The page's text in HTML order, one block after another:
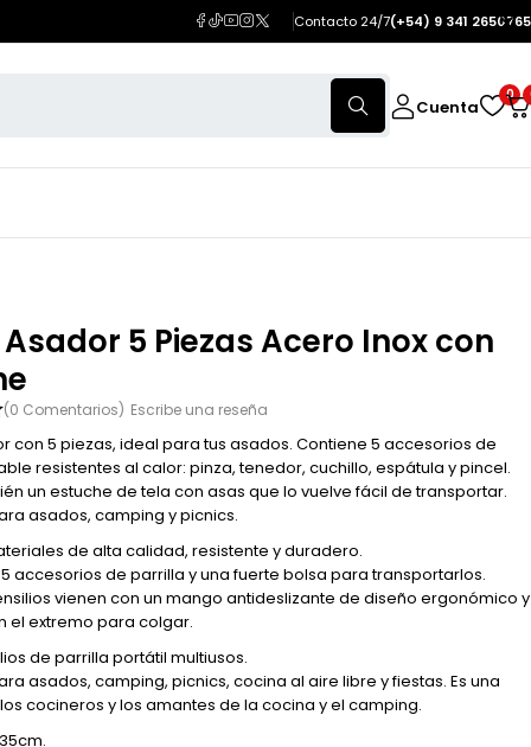
Contacto 24/7(+54) 9 341 2650765
Cuenta
0
5 Piezas Acero Inox con
(0 Comentarios) Escribe una reseña
con 5 piezas, ideal para tus asados. Contiene 5 accesorios de
resistentes al calor: pinza, tenedor, cuchillo, espátula y pincel.
un estuche de tela con asas que lo vuelve fácil de transportar.
asados, camping y picnics.
de alta calidad, resistente y duradero.
5 accesorios de parrilla y una fuerte bolsa para transportarlos.
vienen con un mango antideslizante de diseño ergonómico y
el extremo para colgar.
de parrilla portátil multiusos.
asados, camping, picnics, cocina al aire libre y fiestas. Es una
cocineros y los amantes de la cocina y el camping.